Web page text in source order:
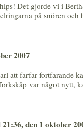
Det gjorde vi i
på snören och
2007
att farfar fortfarande
var något nytt,
den 1 oktober